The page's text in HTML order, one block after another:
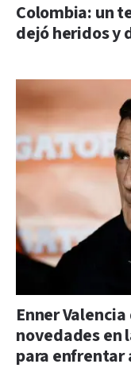
Colombia: un
dejó heridos y
Enner
novedades en
para enfrentar